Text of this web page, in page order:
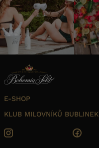
E-SHOP
KLUB MILOVNÍKŮ BUBLINEK